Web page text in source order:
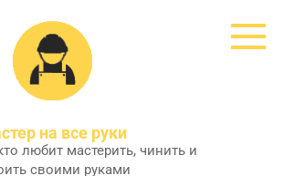
на все руки
любит мастерить, чинить и
своими руками